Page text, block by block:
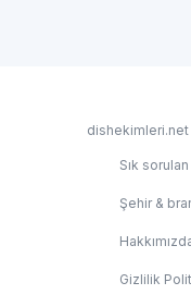
dishekimleri.net
Sık
Şehir &
Gizlilik